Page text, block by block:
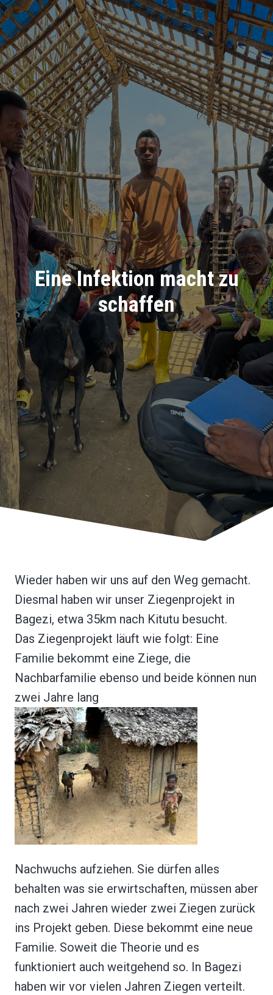
Eine Infektion macht zu
schaffen
Wieder haben wir uns auf den Weg gemacht.
Diesmal haben wir unser Ziegenprojekt in
Bagezi, etwa 35km nach Kitutu besucht.
Das Ziegenprojekt läuft wie folgt: Eine
Familie bekommt eine Ziege, die
Nachbarfamilie ebenso und beide können nun
zwei Jahre lang
Nachwuchs aufziehen. Sie dürfen alles
behalten was sie erwirtschaften, müssen aber
nach zwei Jahren wieder zwei Ziegen zurück
ins Projekt geben. Diese bekommt eine neue
Familie. Soweit die Theorie und es
funktioniert auch weitgehend so. In Bagezi
haben wir vor vielen Jahren Ziegen verteilt.